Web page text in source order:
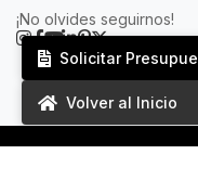
¡No olvides seguirnos!
Español
Solicitar
Volver al Inicio